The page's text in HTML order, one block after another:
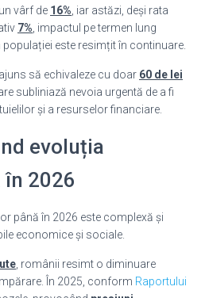
vârf de 16% , iar astăzi, deși rata
7% , impactul pe termen lung
este resimțit în continuare.
să echivaleze cu doar 60 de lei
subliniază nevoia urgentă de a fi
și a resurselor financiare.
evoluția
2026
până în 2026 este complexă și
economice și sociale.
, românii resimt o diminuare
În 2025, conform Raportului